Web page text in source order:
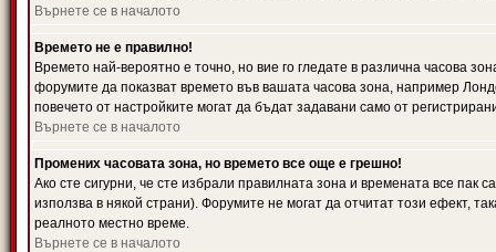
Върнете се в началото
Времето не е правилно!
Времето най-вероятно е точно, но вие го гледате в различна часова
форумите да показват времето във вашата часова зона, например
повечето от настройките могат да бъдат задавани само от
Върнете се в началото
Промених часовата зона, но времето все още е грешно!
Ако сте сигурни, че сте избрали правилната зона и времената все
използва в някой страни). Форумите не могат да отчитат този ефект,
реалното местно време.
Върнете се в началото